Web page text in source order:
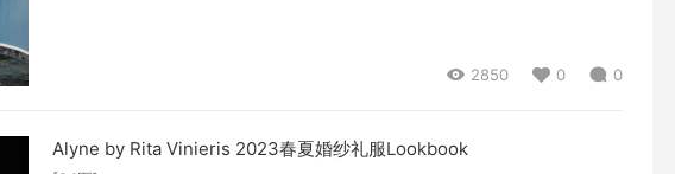
2850 0 0
Alyne by Rita Vinieris 2023春夏婚纱礼服Lookbook